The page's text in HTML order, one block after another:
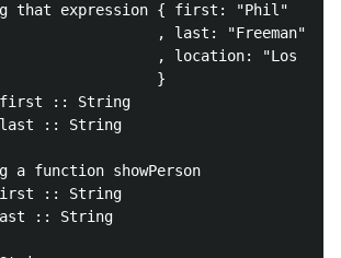
that expression { first: "Phil"
, last: "Freeman"
, location: "Los
}
:: String
:: String
a function showPerson
:: String
:: String